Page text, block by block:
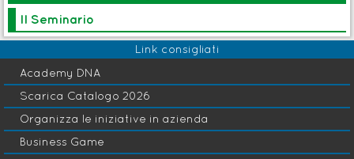
Il Seminario
Link consigliati
Academy DNA
Scarica Catalogo 2026
Organizza le iniziative in azienda
Business Game